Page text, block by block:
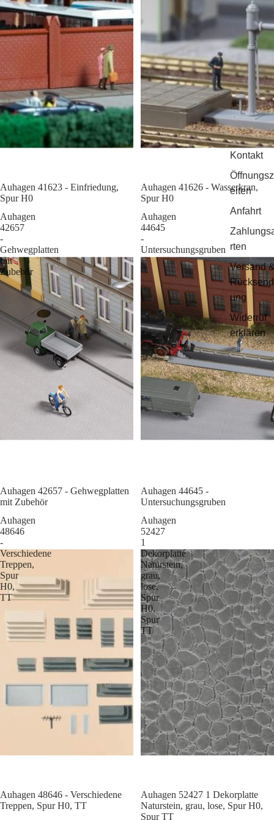
Kontakt
Öffnungsz
eiten
Anfahrt
rten
Versand
Rücksend
ung
Widerruf
erklären
Auhagen 41623 - Einfriedung,
Spur H0
Sale
Auhagen 41626 - Wasserkran,
Spur H0
Auhagen
42657
-
Gehwegplatten
mit
Zubehör
Auhagen 42657 - Gehwegplatten
mit Zubehör
Auhagen
44645
-
Untersuchungsgruben
Sale
Auhagen 44645 -
Untersuchungsgruben
Auhagen
48646
-
Verschiedene
Treppen,
Spur
H0,
TT
Auhagen 48646 - Verschiedene
Treppen, Spur H0, TT
Auhagen
52427
1
Dekorplatte
Naturstein,
grau,
lose,
Spur
H0,
Spur
TT
Auhagen 52427 1 Dekorplatte
Naturstein, grau, lose, Spur H0,
Spur TT